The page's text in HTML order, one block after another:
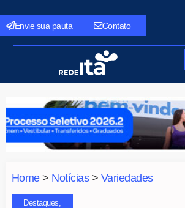
Envie sua pauta Contato
Home> Notícias> Variedades
Destaques